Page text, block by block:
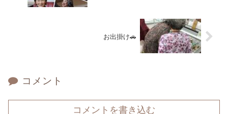
お出掛け🚗
コメント
コメントを書き込む